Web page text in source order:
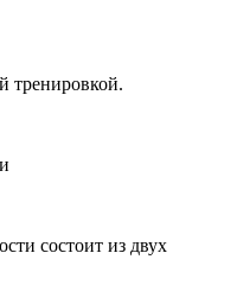
тренировкой.
состоит из двух